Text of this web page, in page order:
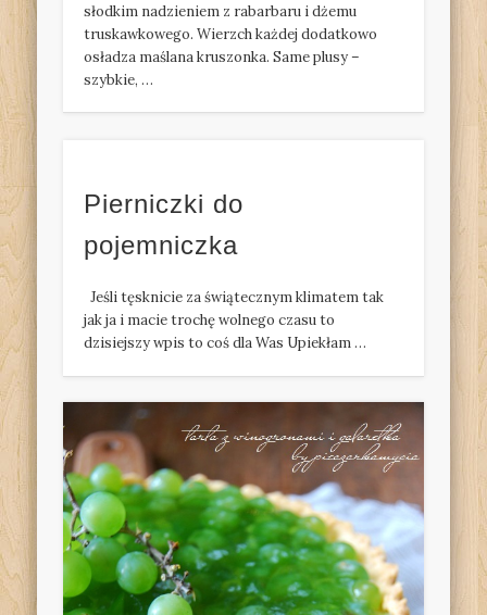
słodkim nadzieniem z rabarbaru i dżemu
truskawkowego. Wierzch każdej dodatkowo
osładza maślana kruszonka. Same plusy –
szybkie, …
Pierniczki do
pojemniczka
Jeśli tęsknicie za świątecznym klimatem tak
jak ja i macie trochę wolnego czasu to
dzisiejszy wpis to coś dla Was Upiekłam …